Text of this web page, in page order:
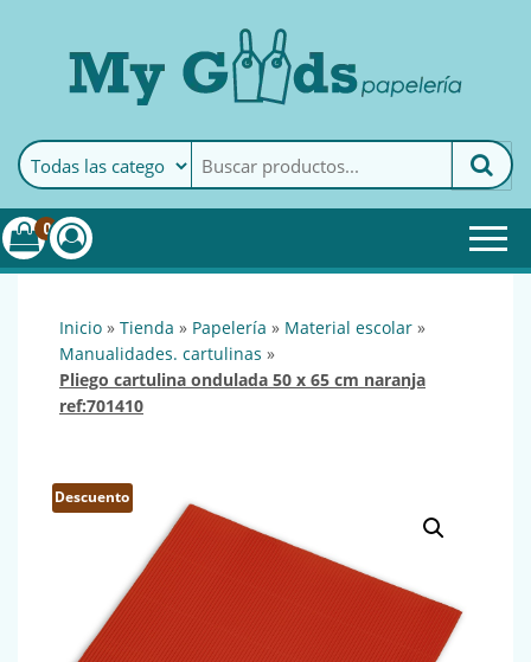
MyGoods · PapeleríaMy Goods es tu papelería
online de confianza. Podrás
encontrar todo lo necesario
0
inicio » tienda » papelería » material escolar »
manualidades. cartulinas »
pliego cartulina ondulada 50 x 65 cm naranja
ref:701410
Descuento